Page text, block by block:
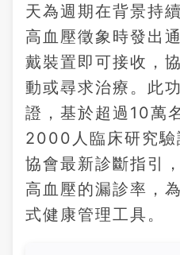
天為週期在背景持
高血壓徵象時發出
戴裝置即可接收，
動或尋求治療。此
證，基於超過10萬
2000人臨床研究驗
協會最新診斷指引
高血壓的漏診率，
式健康管理工具。